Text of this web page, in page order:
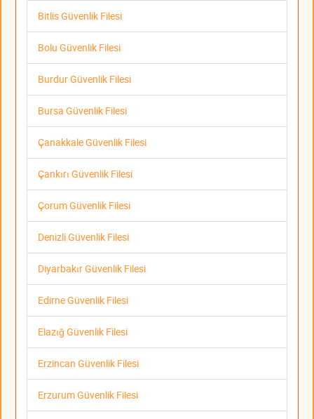
Bitlis Güvenlik Filesi
Bolu Güvenlik Filesi
Burdur Güvenlik Filesi
Bursa Güvenlik Filesi
Çanakkale Güvenlik Filesi
Çankırı Güvenlik Filesi
Çorum Güvenlik Filesi
Denizli Güvenlik Filesi
Diyarbakır Güvenlik Filesi
Edirne Güvenlik Filesi
Elazığ Güvenlik Filesi
Erzincan Güvenlik Filesi
Erzurum Güvenlik Filesi